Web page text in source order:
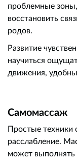
проблемные
восстановить
родов.
Развитие
научиться
движения,
Самомассаж
Простые техники
расслабление.
может выполнять